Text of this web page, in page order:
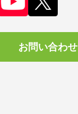
お問い合わせ